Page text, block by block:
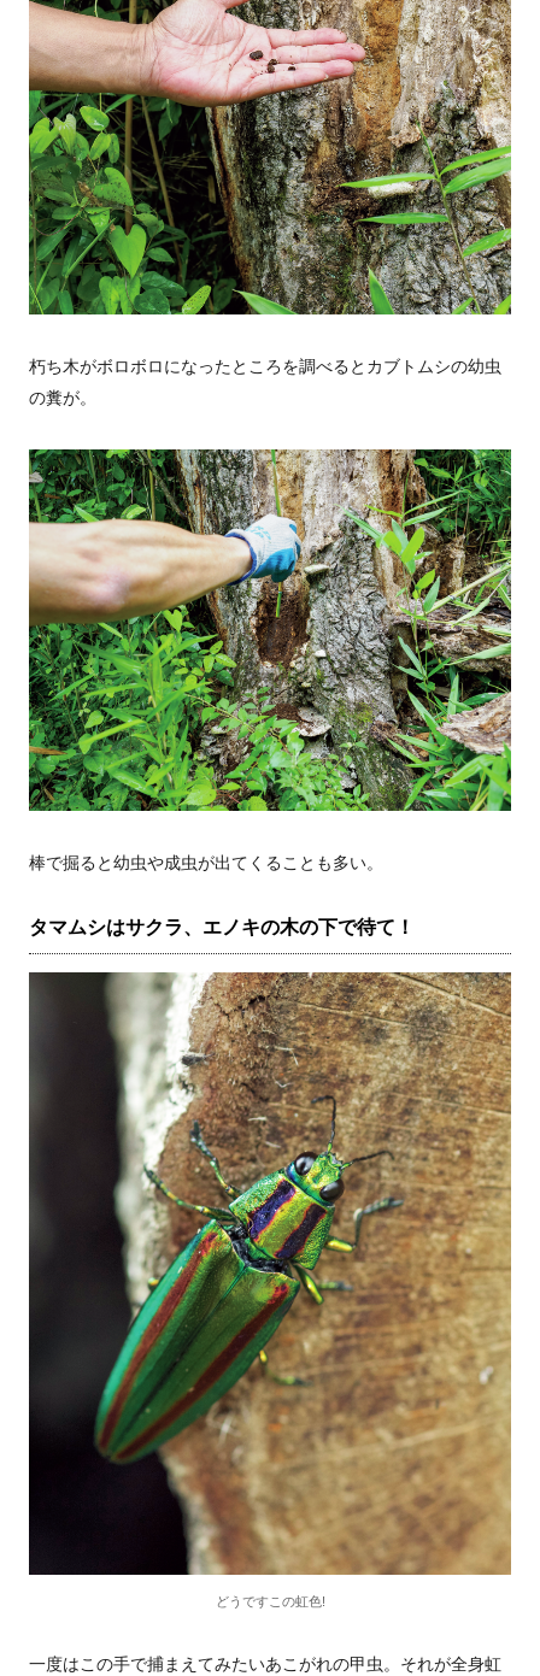
朽ち木がボロボロになったところを調べるとカブトムシの幼虫
の糞が。
棒で掘ると幼虫や成虫が出てくることも多い。
タマムシはサクラ、エノキの木の下で待て！
どうですこの虹色!
一度はこの手で捕まえてみたいあこがれの甲虫。それが全身虹